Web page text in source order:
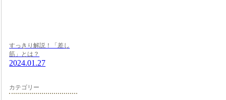
すっきり解説！「差し
筋」とは？
2024.01.27
カテゴリー